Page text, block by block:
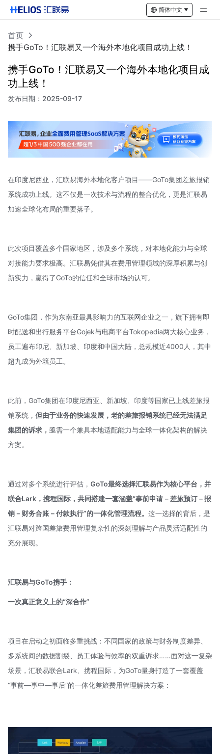
简体中文
首页
携手GoTo！汇联易又一个海外本地化项目成功上线！
携手GoTo！汇联易又一个海外本地化项目成
功上线！
发布日期： 2025-09-17
在印度尼西亚，汇联易海外本地化客户项目——GoTo集团差旅报销
系统成功上线。这不仅是一次技术与流程的整合优化，更是汇联易
加速全球化布局的重要落子。
此次项目覆盖多个国家地区，涉及多个系统，对本地化能力与全球
对接能力要求极高。汇联易凭借其在费用管理领域的深厚积累与创
新实力，赢得了GoTo的信任和全球市场的认可。
GoTo集团，作为东南亚最具影响力的互联网企业之一，旗下拥有即
时配送和出行服务平台Gojek与电商平台Tokopedia两大核心业务，
员工遍布印尼、新加坡、印度和中国大陆，总规模近4000人，其中
超九成为外籍员工。
此前，GoTo集团在印度尼西亚、新加坡、印度等国家已上线差旅报
销系统， 但由于业务的快速发展，老的差旅报销系统已经无法满足
集团的诉求， 亟需一个兼具本地适配能力与全球一体化架构的解决
方案。
通过对多个系统进行评估， GoTo最终选择汇联易作为核心平台，并
联合Lark，携程国际，共同搭建一套涵盖“事前申请－差旅预订－报
销－财务合账－付款执行”的一体化管理流程。 这一选择的背后，是
汇联易对跨国差旅费用管理复杂性的深刻理解与产品灵活适配性的
充分展现。
汇联易与GoTo携手：
一次真正意义上的“深合作”
项目在启动之初面临多重挑战：不同国家的政策与财务制度差异、
多系统间的数据割裂、员工体验与效率的双重诉求……面对这一复杂
场景，汇联易联合Lark、携程国际，为GoTo量身打造了一套覆盖
“事前—事中—事后”的一体化差旅费用管理解决方案：